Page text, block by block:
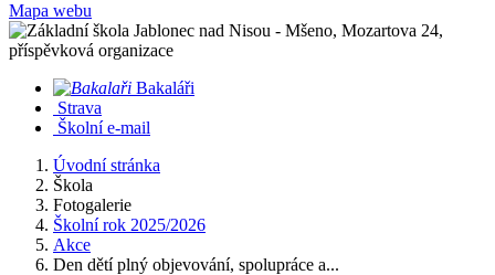
Mapa webu
Bakaláři
Strava
Školní e-mail
Úvodní stránka
Škola
Fotogalerie
Školní rok 2025/2026
Akce
Den dětí plný objevování, spolupráce a...